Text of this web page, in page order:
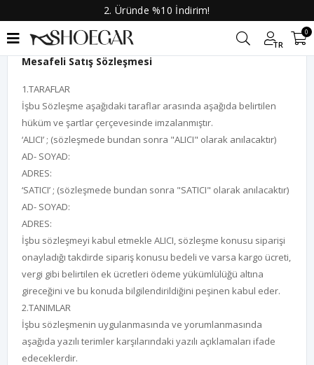
2. Üründe %10 İndirim!
TR
0
Mesafeli Satış Sözleşmesi
1.TARAFLAR
İşbu Sözleşme aşağıdaki taraflar arasında aşağıda belirtilen
hüküm ve şartlar çerçevesinde imzalanmıştır.
‘ALICI’ ; (sözleşmede bundan sonra "ALICI" olarak anılacaktır)
AD- SOYAD:
ADRES:
‘SATICI’ ; (sözleşmede bundan sonra "SATICI" olarak anılacaktır)
AD- SOYAD:
ADRES:
İşbu sözleşmeyi kabul etmekle ALICI, sözleşme konusu siparişi
onayladığı takdirde sipariş konusu bedeli ve varsa kargo ücreti,
vergi gibi belirtilen ek ücretleri ödeme yükümlülüğü altına
gireceğini ve bu konuda bilgilendirildiğini peşinen kabul eder.
2.TANIMLAR
İşbu sözleşmenin uygulanmasında ve yorumlanmasında
aşağıda yazılı terimler karşılarındaki yazılı açıklamaları ifade
edeceklerdir.